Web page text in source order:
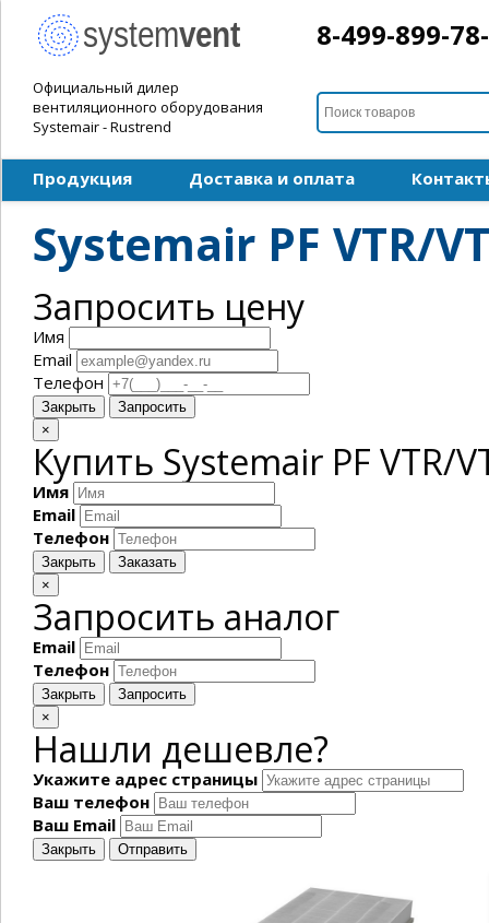
Официальный дилер
вентиляционного оборудования
Systemair - Rustrend
8-499-899-
Продукция Доставка и оплата
Systemair PF VTR/
Запросить цену
Имя
Email
Телефон
Закрыть
Запросить
×
Купить Systemair PF VTR/
Имя
Email
Телефон
Закрыть
Заказать
×
Запросить аналог
Email
Телефон
Закрыть
Запросить
×
Нашли дешевле?
Укажите адрес страницы
Ваш телефон
Ваш Email
Закрыть Отправить